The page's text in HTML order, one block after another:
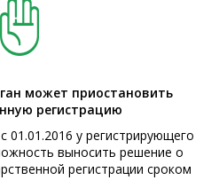
может приостановить
регистрацию
01.01.2016 у регистрирующего
выносить решение о
регистрации сроком